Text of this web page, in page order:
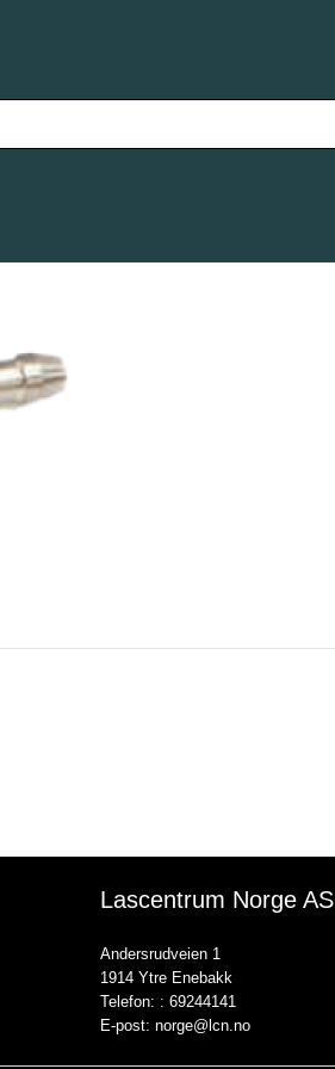
Lascentrum Norge AS
Andersrudveien 1
1914 Ytre Enebakk
Telefon: : 69244141
E-post: norge@lcn.no